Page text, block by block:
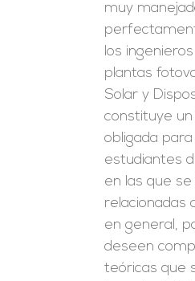
muy
los
plantas
Solar y
constituye
obligada
estudiantes
en las que
relacionadas
en general,
deseen
teóricas que